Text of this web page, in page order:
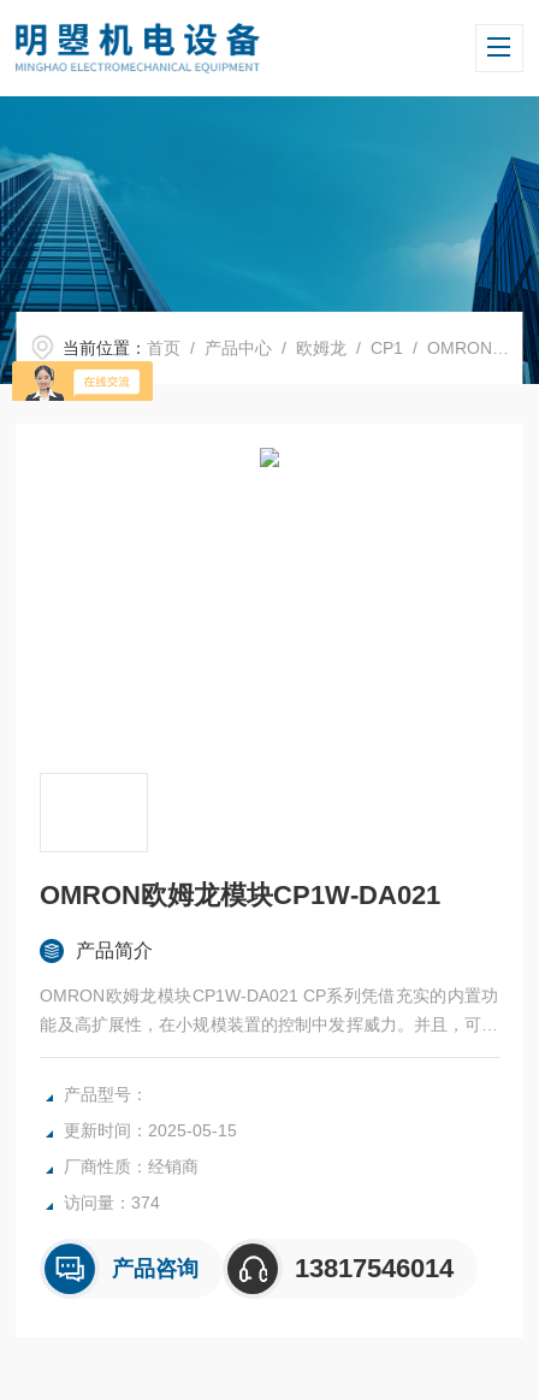
当前位置：首页 / 产品中心 / 欧姆龙 /CP1 / OMRON欧姆龙模块CP1W-DA021
OMRON欧姆龙模块CP1W-DA021
产品简介
OMRON欧姆龙模块CP1W-DA021 CP系列凭借充实的内置功
能及高扩展性，在小规模装置的控制中发挥威力。并且，可以
从CPU的丰富产品中选择合适的机型。
产品型号：
更新时间：2025-05-15
厂商性质：经销商
访问量：374
产品咨询 13817546014